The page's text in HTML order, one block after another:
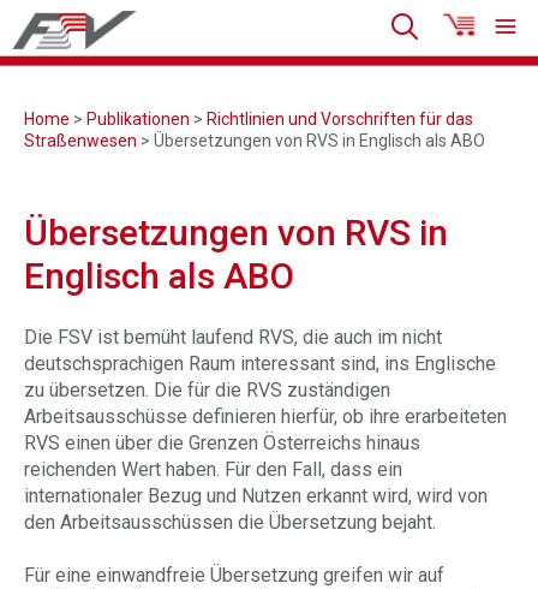
Home > Publikationen > Richtlinien und Vorschriften für das
Straßenwesen > Übersetzungen von RVS in Englisch als ABO
Übersetzungen von RVS in
Englisch als ABO
Die FSV ist bemüht laufend RVS, die auch im nicht
deutschsprachigen Raum interessant sind, ins Englische
zu übersetzen. Die für die RVS zuständigen
Arbeitsausschüsse definieren hierfür, ob ihre erarbeiteten
RVS einen über die Grenzen Österreichs hinaus
reichenden Wert haben. Für den Fall, dass ein
internationaler Bezug und Nutzen erkannt wird, wird von
den Arbeitsausschüssen die Übersetzung bejaht.
Für eine einwandfreie Übersetzung greifen wir auf